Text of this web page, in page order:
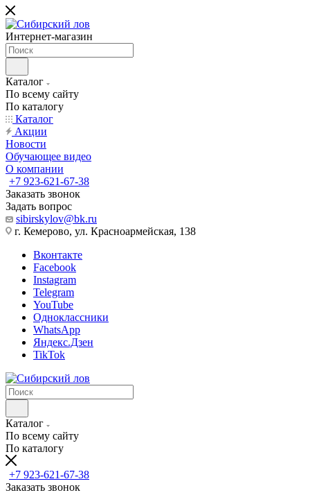
Интернет-магазин
Каталог
По всему сайту
По каталогу
Каталог
Акции
Новости
Обучающее видео
О компании
+7 923-621-67-38
Заказать звонок
Задать вопрос
sibirskylov@bk.ru
г. Кемерово, ул. Красноармейская, 138
Вконтакте
Facebook
Instagram
Telegram
YouTube
Одноклассники
WhatsApp
Яндекс.Дзен
TikTok
Каталог
По всему сайту
По каталогу
+7 923-621-67-38
Заказать звонок